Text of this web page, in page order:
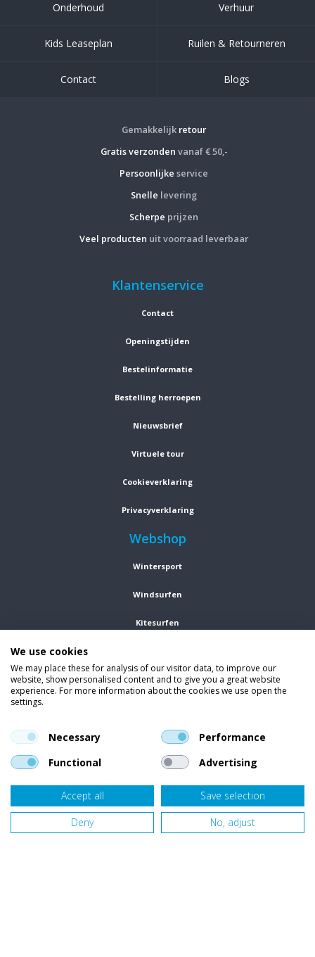
Onderhoud Verhuur
Kids Leaseplan Ruilen & Retourneren
Contact Blogs
Gemakkelijk retour
Gratis verzonden vanaf € 50,-
Persoonlijke service
Snelle levering
Scherpe prijzen
Veel producten uit voorraad leverbaar
Klantenservice
Contact
Openingstijden
Bestelinformatie
Bestelling herroepen
Nieuwsbrief
Virtuele tour
Cookieverklaring
Privacyverklaring
Webshop
Wintersport
Windsurfen
Kitesurfen
Kleding
Vind ons op social media
En blijf op de hoogte van trends, aanbiedingen en kortingsacties.
Onze klanten beoordelen Van Bellen Wind & Snowgemiddeld met een
op basis van455beoordelingen.
We use cookies
We may place these for analysis of our visitor data, to improve our
website, show personalised content and to give you a great website
experience. For more information about the cookies we use open the
settings.
Necessary
Performance
Functional
Advertising
Accept all
Save selection
Deny
No, adjust